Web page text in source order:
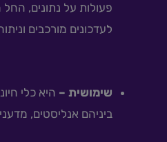
פעולות על נתונים,
לעדכונים מורכבים
שימושית – היא כלי
ביניהם אנליסטים,